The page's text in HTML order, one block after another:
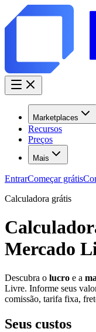
Marketplaces
Recursos
Preços
Mais
EntrarComeçar grátis
Calculadora grátis
Mercado
Descubra o lucro e a
Livre. Informe seus
comissão, tarifa fixa,
Seus custos